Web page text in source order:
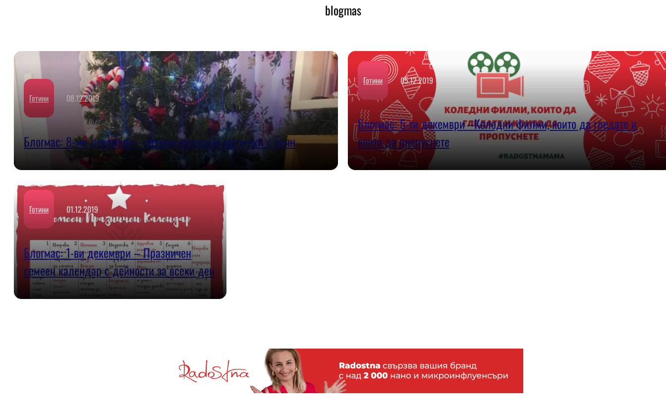
blogmas
Готини 08.12.2019
Блогмас: 8-ми декември – правим коледни картички с Боян
Готини 05.12.2019
Блогмас: 5-ти декември –Коледни филми, които да гледате и
които да пропуснете
Готини 01.12.2019
Блогмас: 1-ви декември – Празничен
семеен календар с дейности за всеки ден